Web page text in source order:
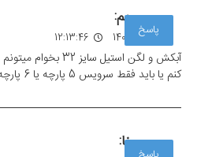
مریم:
28 مهر 1403 12:13:46 پاسخ
آبکش و لگن استیل سایز
کنم یا باید فقط سرویس 5 پارچه یا 6 پارچه خرید ازتون
مینا: